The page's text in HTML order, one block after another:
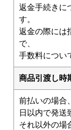
返金手続きに
す。
返金の際には
で、
手数料につい
商品引渡し時
前払いの場合
日以内で発送
それ以外の場